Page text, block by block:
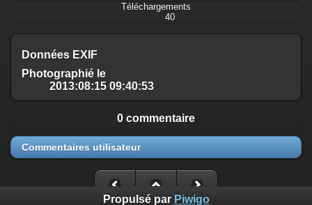
Téléchargements
40
Données EXIF
Photographié le
2013:08:15 09:40:53
0 commentaire
Commentaires utilisateur
Propulsé par Piwigo